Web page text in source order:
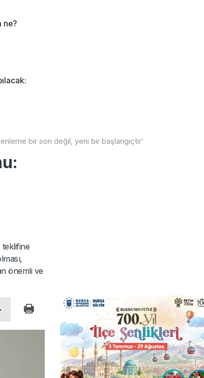
ne?
bir son değil, yeni bir başlangıçtır'
teklifine
önemli ve